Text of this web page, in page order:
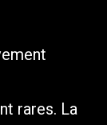
rares. La